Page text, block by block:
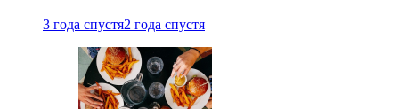
3 года спустя2 года спустя